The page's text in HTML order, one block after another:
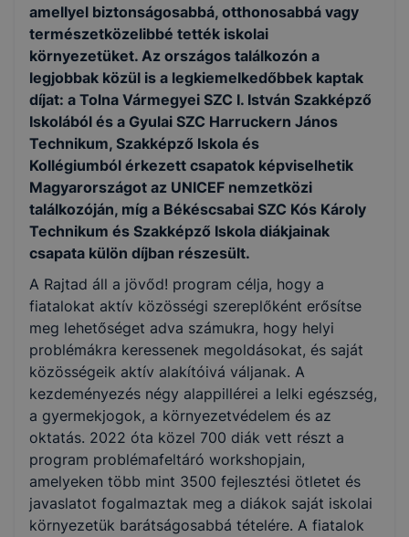
amellyel biztonságosabbá, otthonosabbá vagy
természetközelibbé tették iskolai
környezetüket. Az országos találkozón a
legjobbak közül is a legkiemelkedőbbek kaptak
díjat: a Tolna Vármegyei SZC I. István Szakképző
Iskolából és a Gyulai SZC Harruckern János
Technikum, Szakképző Iskola és
Kollégiumból érkezett csapatok képviselhetik
Magyarországot az UNICEF nemzetközi
találkozóján, míg a Békéscsabai SZC Kós Károly
Technikum és Szakképző Iskola diákjainak
csapata külön díjban részesült.
A Rajtad áll a jövőd! program célja, hogy a
fiatalokat aktív közösségi szereplőként erősítse
meg lehetőséget adva számukra, hogy helyi
problémákra keressenek megoldásokat, és saját
közösségeik aktív alakítóivá váljanak. A
kezdeményezés négy alappillérei a lelki egészség,
a gyermekjogok, a környezetvédelem és az
oktatás. 2022 óta közel 700 diák vett részt a
program problémafeltáró workshopjain,
amelyeken több mint 3500 fejlesztési ötletet és
javaslatot fogalmaztak meg a diákok saját iskolai
környezetük barátságosabbá tételére. A fiatalok